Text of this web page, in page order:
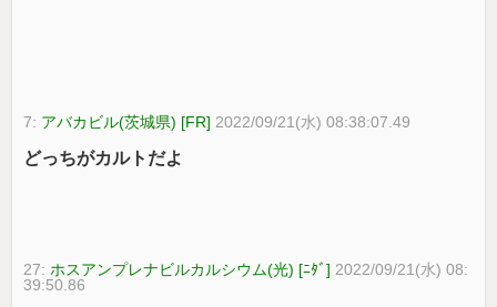
7: アバカビル(茨城県) [FR] 2022/09/21(水) 08:38:07.49
どっちがカルトだよ
27: ホスアンプレナビルカルシウム(光) [ﾆﾀﾞ] 2022/09/21(水) 08:
39:50.86